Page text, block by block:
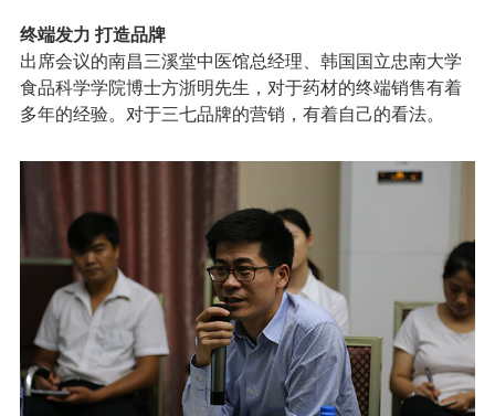
终端发力 打造品牌
出席会议的南昌三溪堂中医馆总经理、韩国国立忠南大学
食品科学学院博士方浙明先生，对于药材的终端销售有着
多年的经验。对于三七品牌的营销，有着自己的看法。